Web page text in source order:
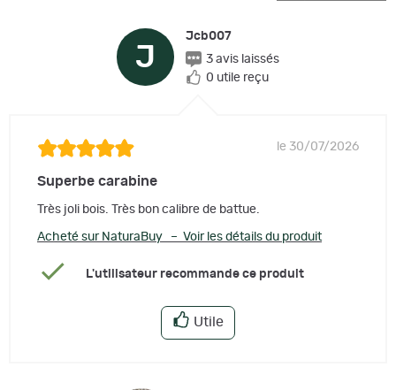
J
Jcb007
3 avis laissés
0 utile reçu
le 30/07/2026
Superbe carabine
Très joli bois. Très bon calibre de battue.
Acheté sur NaturaBuy – Voir les détails du produit
L'utilisateur recommande ce produit
Utile